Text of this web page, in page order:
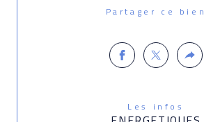
Partager ce bien
Les infos